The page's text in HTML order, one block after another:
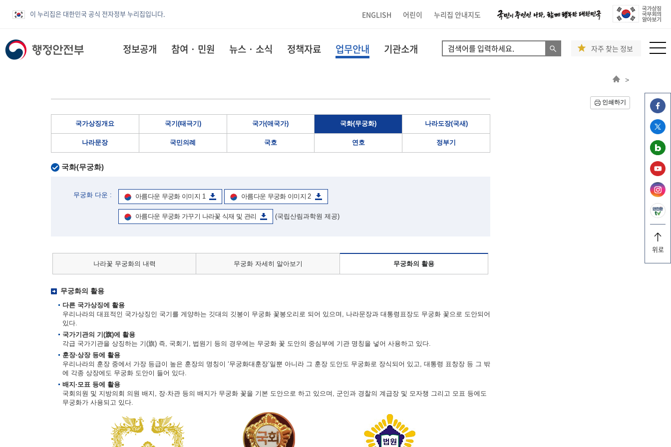
이 누리집은 대한민국 공식 전자정부 누리집입니다. ENGLISH 어린이 누리집 안내지도
위로
정보공개 참여 · 민원 뉴스 · 소식 정책자료 업무안내 기관소개 자주 찾는 정보
>
인쇄하기
국가상징개요 국기(태극기) 국가(애국가) 국화(무궁화) 나라도장(국새)
나라문장 국민의례 국호 연호 정부기
국화(무궁화)
무궁화 다운 : 아름다운 무궁화 이미지 1 아름다운 무궁화 이미지 2
아름다운 무궁화 가꾸기 나라꽃 식재 및 관리 (국립산림과학원 제공)
나라꽃 무궁화의 내력 무궁화 자세히 알아보기 무궁화의 활용
무궁화의 활용
다른 국가상징에 활용
우리나라의 대표적인 국가상징인 국기를 게양하는 깃대의 깃봉이 무궁화 꽃봉오리로 되어 있으며, 나라문장과 대통령표장도 무궁화 꽃으로 도안되어
있다.
국가기관의 기(旗)에 활용
각급 국가기관을 상징하는 기(旗) 즉, 국회기, 법원기 등의 경우에는 무궁화 꽃 도안의 중심부에 기관 명칭을 넣어 사용하고 있다.
훈장·상장 등에 활용
우리나라의 훈장 중에서 가장 등급이 높은 훈장의 명칭이 ‘무궁화대훈장’일뿐 아니라 그 훈장 도안도 무궁화로 장식되어 있고, 대통령 표창장 등 그 밖
에 각종 상장에도 무궁화 도안이 들어 있다.
배지·모표 등에 활용
국회의원 및 지방의회 의원 배지, 장·차관 등의 배지가 무궁화 꽃을 기본 도안으로 하고 있으며, 군인과 경찰의 계급장 및 모자챙 그리고 모표 등에도
무궁화가 사용되고 있다.